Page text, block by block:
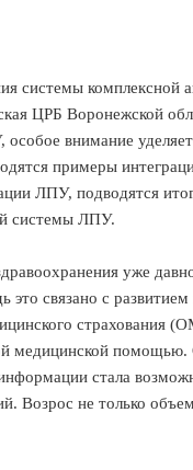
системы комплексной
ЦРБ Воронежской
внимание
примеры
ЛПУ, подводятся
системы ЛПУ.
уже
связано с
страхования
медицинской
стала
Возрос не только